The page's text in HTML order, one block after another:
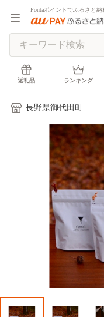
Pontaポイントでふるさと納
返礼品 ランキング
長野県御代田町